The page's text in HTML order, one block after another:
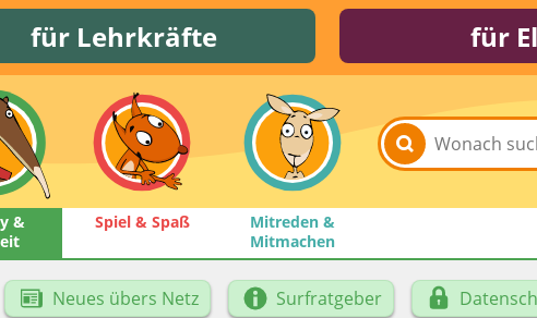
für Lehrkräfte für
&
Spiel & Spaß
Mitreden &
Mitmachen
Neues übers Netz Surfratgeber